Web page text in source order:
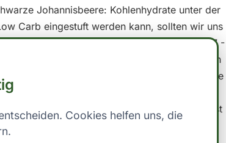
Johannisbeere: Kohlenhydrate unter der
Carb eingestuft werden kann, sollten wir uns
- Kalorien: 71 - Fett: 0.9 - Kohlenhydrate: 9.7 -
betrachtet, wenn es einen geringen Anteil an
hat. Die Schwelle für Low Carb variiert je
liegt sie zwischen 20 und 100 Gramm
bedeutet, lässt sich nicht klar festlegen. Es ist
Auge zu behalten und entsprechend
Cookies helfen uns, die